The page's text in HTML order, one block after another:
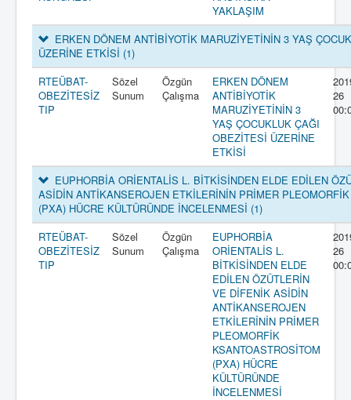
YAKLAŞIM
ERKEN DÖNEM ANTİBİYOTİK MARUZİYETİNİN 3 YAŞ
ÜZERİNE ETKİSİ (1)
RTEÜBAT-
OBEZİTESİZ
TIP
Sözel
Sunum
Özgün
Çalışma
ERKEN DÖNEM
ANTİBİYOTİK
MARUZİYETİNİN 3
YAŞ ÇOCUKLUK ÇAĞI
OBEZİTESİ ÜZERİNE
ETKİSİ
26
EUPHORBİA ORİENTALİS L. BİTKİSİNDEN ELDE EDİLEN
ASİDİN ANTİKANSEROJEN ETKİLERİNİN PRİMER
(PXA) HÜCRE KÜLTÜRÜNDE İNCELENMESİ (1)
RTEÜBAT-
OBEZİTESİZ
TIP
Sözel
Sunum
Özgün
Çalışma
EUPHORBİA
ORİENTALİS L.
BİTKİSİNDEN ELDE
EDİLEN ÖZÜTLERİN
VE DİFENİK ASİDİN
ANTİKANSEROJEN
ETKİLERİNİN PRİMER
PLEOMORFİK
KSANTOASTROSİTOM
(PXA) HÜCRE
KÜLTÜRÜNDE
İNCELENMESİ
26